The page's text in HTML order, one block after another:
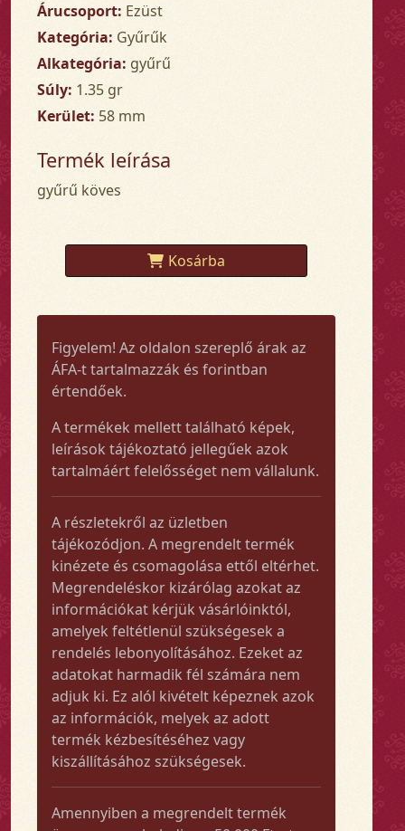
Árucsoport: Ezüst
Kategória: Gyűrűk
Alkategória: gyűrű
Súly: 1.35 gr
Kerület: 58 mm
Termék leírása
gyűrű köves
Kosárba
Figyelem! Az oldalon szereplő árak az
ÁFA-t tartalmazzák és forintban
értendőek.
A termékek mellett található képek,
leírások tájékoztató jellegűek azok
tartalmáért felelősséget nem vállalunk.
A részletekről az üzletben
tájékozódjon. A megrendelt termék
kinézete és csomagolása ettől eltérhet.
Megrendeléskor kizárólag azokat az
információkat kérjük vásárlóinktól,
amelyek feltétlenül szükségesek a
rendelés lebonyolításához. Ezeket az
adatokat harmadik fél számára nem
adjuk ki. Ez alól kivételt képeznek azok
az információk, melyek az adott
termék kézbesítéséhez vagy
kiszállításához szükségesek.
Amennyiben a megrendelt termék